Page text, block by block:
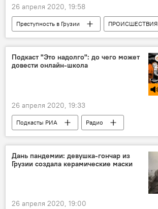
26 апреля 2020, 19:58
Преступность в Грузии
ПРОИСШЕСТВИЯ
Грузия
НОВОСТИ
Подкаст "Это надолго": до чего может
довести онлайн-школа
26 апреля 2020, 19:33
Подкасты РИА Радио
Дань пандемии: девушка-гончар из
Грузии создала керамические маски
26 апреля 2020, 19:00